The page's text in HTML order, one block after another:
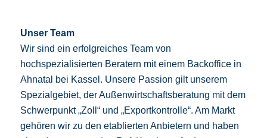
Unser Team
Wir sind ein erfolgreiches Team von
hochspezialisierten Beratern mit einem Backoffice in
Ahnatal bei Kassel. Unsere Passion gilt unserem
Spezialgebiet, der Außenwirtschaftsberatung mit dem
Schwerpunkt „Zoll“ und „Exportkontrolle“. Am Markt
gehören wir zu den etablierten Anbietern und haben